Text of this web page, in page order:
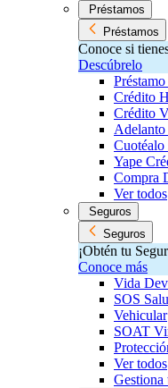
Préstamos
Préstamos
Conoce si
Descúbrelo
Crédito
Crédito
Adelanto
Cuotéalo
Yape
Compra
Ver todos
Seguros
Seguros
¡Obtén tu
Conoce más
Vida
SOS
Vehicular
SOAT
Ver todos
Gestiona